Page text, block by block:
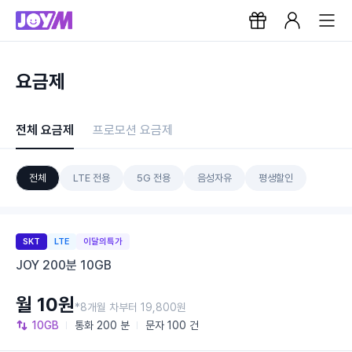
요금제
전체 요금제 프로모션 요금제
전체 LTE 전용 5G 전용 음성자유 평생할인
SKT LTE 이달의특가
JOY 200분 10GB
10GB 통화 200 분 문자 100 건
월 10원*8개월 차부터 19,800원